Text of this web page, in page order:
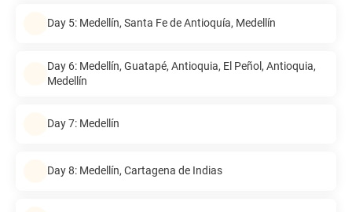
Day 5: Medellín, Santa Fe de Antioquía, Medellín
Day 6: Medellín, Guatapé, Antioquia, El Peñol, Antioquia,
Medellín
Day 7: Medellín
Day 8: Medellín, Cartagena de Indias